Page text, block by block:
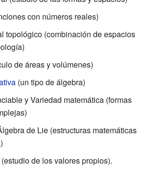
con números reales)
topológico (combinación de espacios
de áreas y volúmenes)
(un tipo de álgebra)
y Variedad matemática (formas
de Lie (estructuras matemáticas
de los valores propios).